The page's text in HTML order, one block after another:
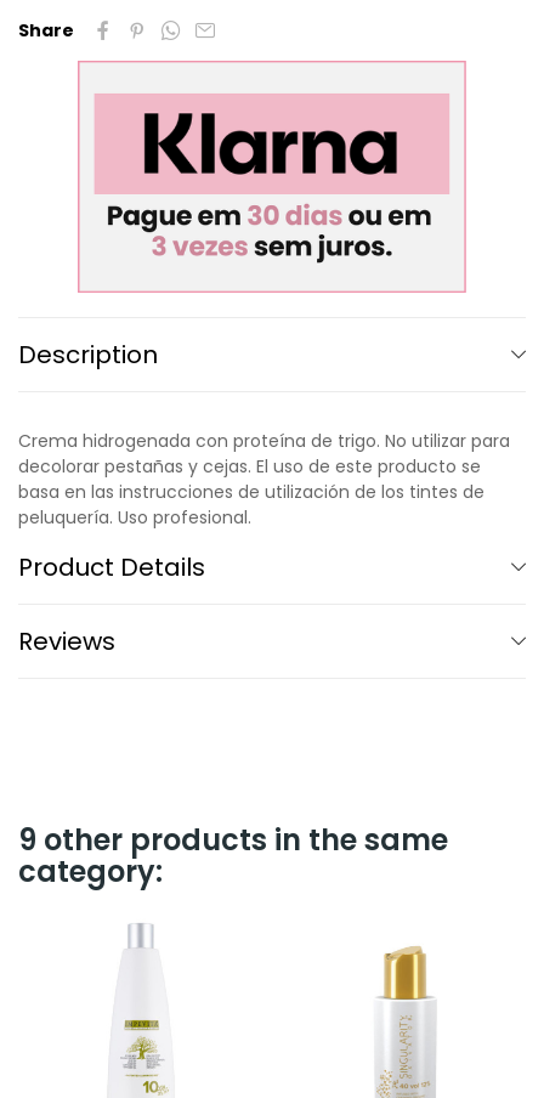
Share
Description
Crema hidrogenada con proteína de trigo. No utilizar para
decolorar pestañas y cejas. El uso de este producto se
basa en las instrucciones de utilización de los tintes de
peluquería. Uso profesional.
Product Details
Reviews
9 other products in the same
category: